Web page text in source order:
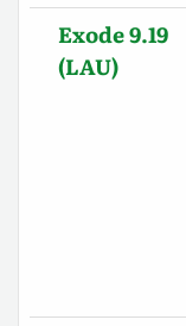
Exode 9.19
(LAU)